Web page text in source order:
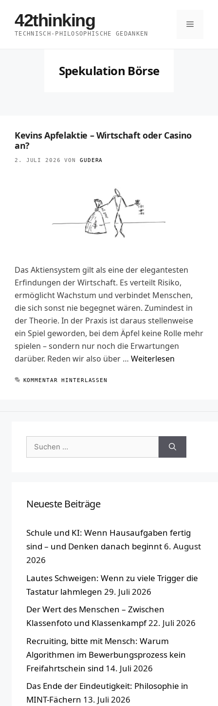
Inhalt
springen
42thinking
TECHNISCH-PHILOSOPHISCHE GEDANKEN
Menü
Spekulation Börse
Kevins Apfelaktie – Wirtschaft oder Casino
an?
2. JULI 2026 VON GUDERA
Das Aktiensystem gilt als eine der elegantesten
Erfindungen der Wirtschaft. Es verteilt Risiko,
ermöglicht Wachstum und verbindet Menschen,
die sich sonst nie begegnet wären. Zumindest in
der Theorie. In der Praxis ist daraus stellenweise
ein Spiel geworden, bei dem Äpfel keine Rolle mehr
spielen – sondern nur noch die Erwartungen
darüber. Reden wir also über … Weiterlesen
KOMMENTAR HINTERLASSEN
Suchen
nach:
Neueste Beiträge
Schule und KI: Wenn Hausaufgaben fertig
sind – und Denken danach beginnt 6. August
2026
Lautes Schweigen: Wenn zu viele Trigger die
Tastatur lahmlegen 29. Juli 2026
Der Wert des Menschen – Zwischen
Klassenfoto und Klassenkampf22. Juli 2026
Recruiting, bitte mit Mensch: Warum
Algorithmen im Bewerbungsprozess kein
Freifahrtschein sind 14. Juli 2026
Das Ende der Eindeutigkeit: Philosophie in
MINT-Fächern 13. Juli 2026